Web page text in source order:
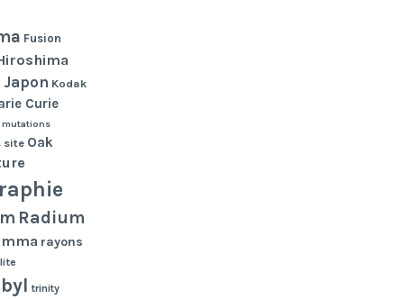
Fusion
Japon Kodak
Curie
mutations
site Oak
Radium
rayons
trinity